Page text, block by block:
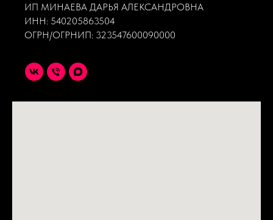
ИП МИНАЕВА ДАРЬЯ АЛЕКСАНДРОВНА
ИНН: 540205863504
ОГРН/ОГРНИП: 323547600090000